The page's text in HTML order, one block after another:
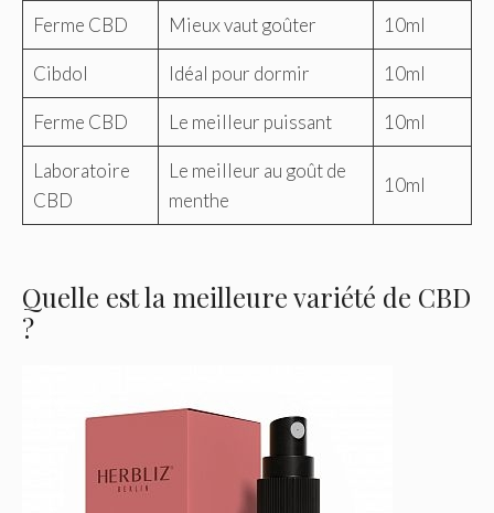
Ferme CBD Mieux vaut goûter 10ml
Cibdol Idéal pour dormir 10ml
Ferme CBD Le meilleur puissant 10ml
Laboratoire
CBD
Le meilleur au goût de
menthe
10ml
Quelle est la meilleure variété de CBD
?